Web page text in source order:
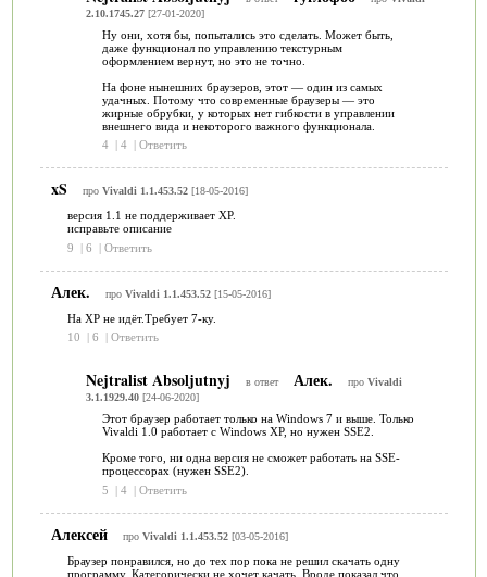
2.10.1745.27[27-01-2020]
Ну они, хотя бы, попытались это сделать. Может быть,
даже функционал по управлению текстурным
оформлением вернут, но это не точно.
На фоне нынешних браузеров, этот — один из самых
удачных. Потому что современные браузеры — это
жирные обрубки, у которых нет гибкости в управлении
внешнего вида и некоторого важного функционала.
4 | 4 | Ответить
xS про Vivaldi 1.1.453.52[18-05-2016]
версия 1.1 не поддерживает ХР.
исправьте описание
9
| 6 | Ответить
Алек. про Vivaldi 1.1.453.52[15-05-2016]
На XP не идёт.Требует 7-ку.
10
| 6 | Ответить
Nejtralist Absoljutnyj в ответ Алек. про Vivaldi
3.1.1929.40[24-06-2020]
Этот браузер работает только на Windows 7 и выше. Только
Vivaldi 1.0 работает с Windows XP, но нужен SSE2.
Кроме того, ни одна версия не сможет работать на SSE-
процессорах (нужен SSE2).
5
| 4 | Ответить
Алексей про Vivaldi 1.1.453.52[03-05-2016]
Браузер понравился, но до тех пор пока не решил скачать одну
программу. Категорически не хочет качать. Вроде показал что